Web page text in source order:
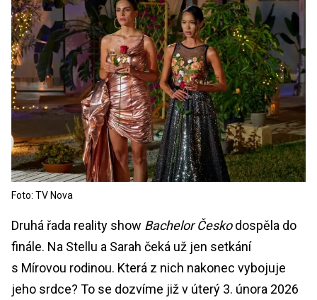
Foto: TV Nova
Druhá řada reality show Bachelor Českodospěla do
finále. Na Stellu a Sarah čeká už jen setkání
s Mírovou rodinou. Která z nich nakonec vybojuje
jeho srdce? To se dozvíme již v úterý 3. února 2026